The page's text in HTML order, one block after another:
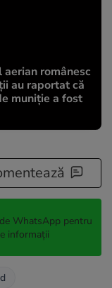
românesc
au raportat că
muniție a fost
WhatsApp pentru
informații